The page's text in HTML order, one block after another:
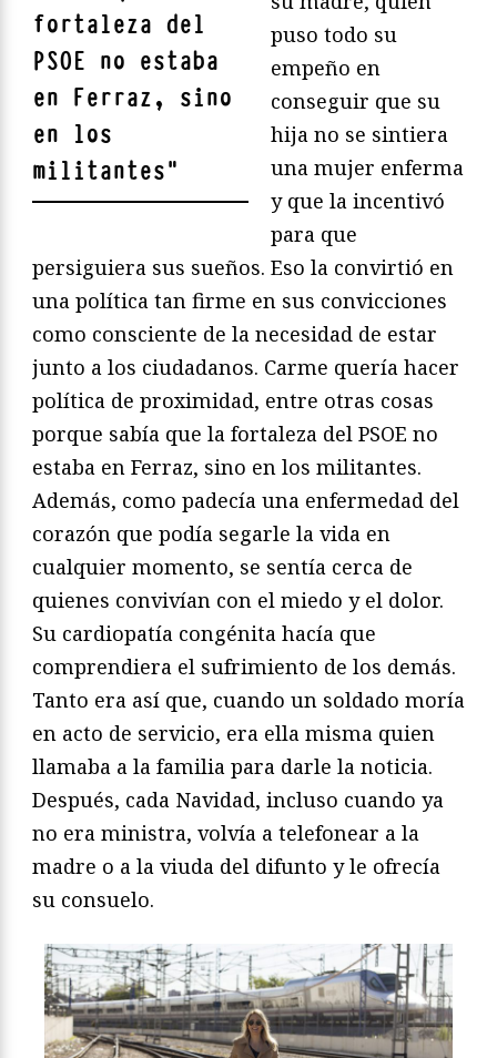
fortaleza del
PSOE no estaba
en Ferraz, sino
en los
militantes"
puso todo su
empeño en
conseguir que su
hija no se sintiera
una mujer enferma
y que la incentivó
para que
persiguiera sus sueños. Eso la convirtió en
una política tan firme en sus convicciones
como consciente de la necesidad de estar
junto a los ciudadanos. Carme quería hacer
política de proximidad, entre otras cosas
porque sabía que la fortaleza del PSOE no
estaba en Ferraz, sino en los militantes.
Además, como padecía una enfermedad del
corazón que podía segarle la vida en
cualquier momento, se sentía cerca de
quienes convivían con el miedo y el dolor.
Su cardiopatía congénita hacía que
comprendiera el sufrimiento de los demás.
Tanto era así que, cuando un soldado moría
en acto de servicio, era ella misma quien
llamaba a la familia para darle la noticia.
Después, cada Navidad, incluso cuando ya
no era ministra, volvía a telefonear a la
madre o a la viuda del difunto y le ofrecía
su consuelo.